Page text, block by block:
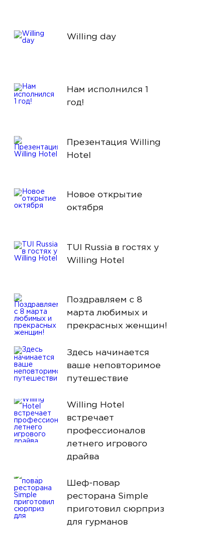
Willing day
Нам исполнился 1
год!
Презентация Willing
Hotel
Новое открытие
октября
TUI Russia в гостях у
Willing Hotel
Поздравляем с 8
марта любимых и
прекрасных женщин!
Здесь начинается
ваше неповторимое
путешествие
Willing Hotel
встречает
профессионалов
летнего игрового
драйва
Шеф-повар
ресторана Simple
приготовил сюрприз
для гурманов